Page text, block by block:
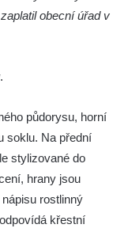
obecní úřad v
půdorysu, horní
soklu. Na přední
stylizované do
hrany jsou
rostlinný
křestní